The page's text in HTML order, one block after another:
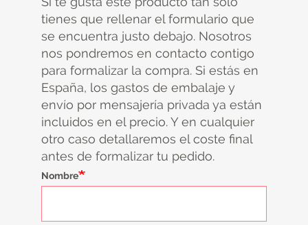
tienes que rellenar el formulario que
se encuentra justo debajo. Nosotros
nos pondremos en contacto contigo
para formalizar la compra. Si estás en
España, los gastos de embalaje y
envío por mensajería privada ya están
incluidos en el precio. Y en cualquier
otro caso detallaremos el coste final
antes de formalizar tu pedido.
Nombre